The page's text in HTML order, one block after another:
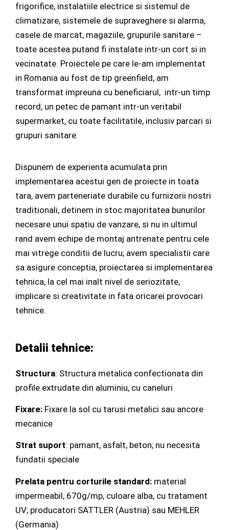
frigorifice, instalatiile electrice si sistemul de
climatizare, sistemele de supraveghere si alarma,
casele de marcat, magaziile, grupurile sanitare –
toate acestea putand fi instalate intr-un cort si in
vecinatate. Proiectele pe care le-am implementat
in Romania au fost de tip greenfield, am
transformat impreuna cu beneficiarul, intr-un timp
record, un petec de pamant intr-un veritabil
supermarket, cu toate facilitatile, inclusiv parcari si
grupuri sanitare.
Dispunem de experienta acumulata prin
implementarea acestui gen de proiecte in toata
tara, avem parteneriate durabile cu furnizorii nostri
traditionali, detinem in stoc majoritatea bunurilor
necesare unui spatiu de vanzare, si nu in ultimul
rand avem echipe de montaj antrenate pentru cele
mai vitrege conditii de lucru; avem specialistii care
sa asigure conceptia, proiectarea si implementarea
tehnica, la cel mai inalt nivel de seriozitate,
implicare si creativitate in fata oricarei provocari
tehnice.
Detalii tehnice:
Structura: Structura metalica confectionata din
profile extrudate din aluminiu, cu caneluri
Fixare: Fixare la sol cu tarusi metalici sau ancore
mecanice
Strat suport: pamant, asfalt, beton; nu necesita
fundatii speciale
Prelata pentru corturile standard: material
impermeabil, 670g/mp, culoare alba, cu tratament
UV; producatori SATTLER (Austria) sau MEHLER
(Germania)